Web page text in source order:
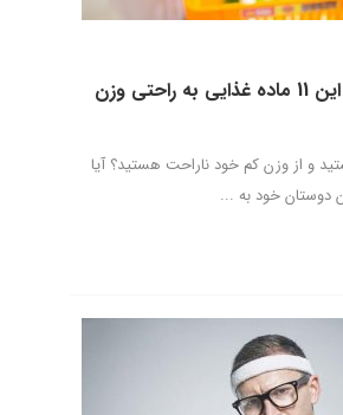
لاغر هستید؟ با این 11 ماده غذایی به راحتی وزن
و از وزن کم خود ناراحت هستید؟ آیا
دوستان خود به ...